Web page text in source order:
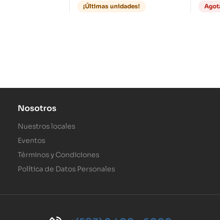
¡Últimas unidades!
Nosotros
Nuestros locales
Eventos
Términos y Condiciones
Política de Datos Personales